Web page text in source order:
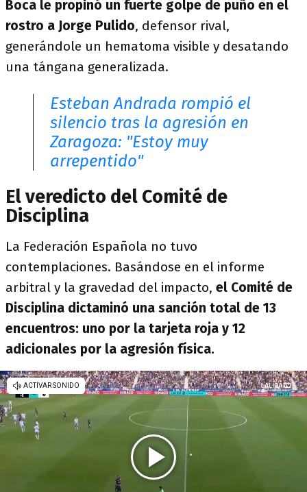
Boca le propinó un fuerte golpe de puño en el
rostro a Jorge Pulido, defensor rival,
generándole un hematoma visible y desatando
una tángana generalizada.
Esteban Andrada rompió el
silencio tras la agresión en
Zaragoza: "Estoy muy
arrepentido"
El veredicto del Comité de
Disciplina
La Federación Española no tuvo
contemplaciones. Basándose en el informe
arbitral y la gravedad del impacto, el Comité de
Disciplina dictaminó una sanción total de 13
encuentros: uno por la tarjeta roja y 12
adicionales por la agresión física.